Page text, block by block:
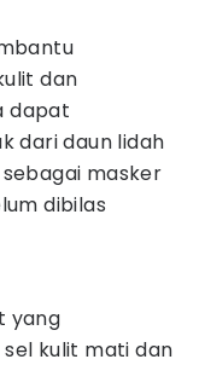
dan
dapat
dari daun lidah
masker
dibilas
yang
kulit mati dan